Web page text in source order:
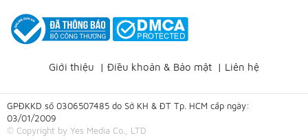
Giới thiệu | Điều khoản & Bảo mật | Liên hệ
GPĐKKD số 0306507485 do Sở KH & ĐT Tp. HCM cấp ngày:
03/01/2009
© Copyright by Yes Media Co., LTD